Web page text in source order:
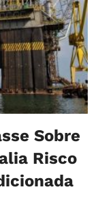
Sobre
Risco